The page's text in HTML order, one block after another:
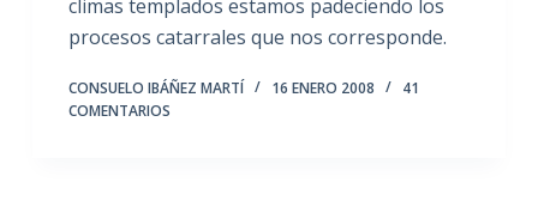
climas templados estamos padeciendo los
procesos catarrales que nos corresponde.
CONSUELO IBÁÑEZ MARTÍ 16 ENERO 2008
41
COMENTARIOS